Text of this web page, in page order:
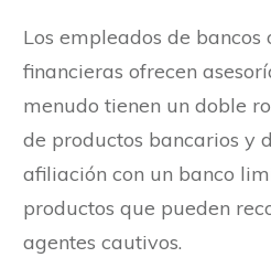
Los empleados de bancos
financieras ofrecen
menudo tienen un doble
de productos bancarios y
afiliación con un banco
productos que pueden
agentes cautivos.